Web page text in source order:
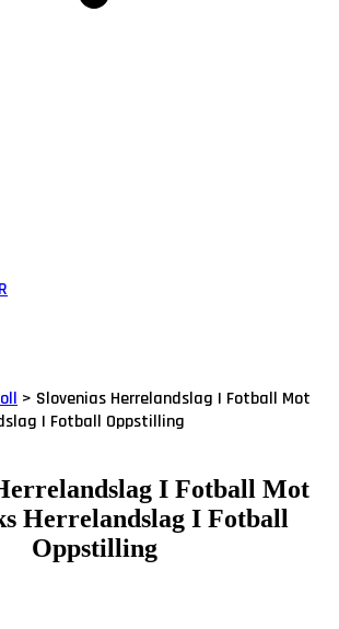
> Slovenias Herrelandslag I Fotball Mot
I Fotball Oppstilling
I Fotball Mot
Herrelandslag I Fotball
Oppstilling